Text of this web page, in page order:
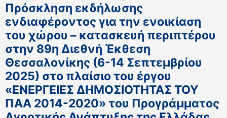
Πρόσκληση εκδήλωσης
ενδιαφέροντος για την ενοικίαση
του χώρου – κατασκευή περιπτέρου
στην 89η Διεθνή Έκθεση
Θεσσαλονίκης (6-14 Σεπτεμβρίου
2025) στο πλαίσιο του έργου
«ΕΝΕΡΓΕΙΕΣ ΔΗΜΟΣΙΟΤΗΤΑΣ ΤΟΥ
ΠΑΑ 2014-2020» του Προγράμματος